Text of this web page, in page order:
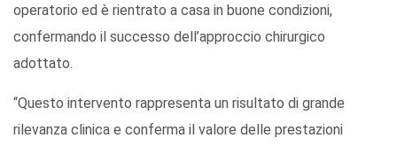
operatorio ed è rientrato a casa in buone condizioni,
confermando il successo dell’approccio chirurgico
adottato.
“Questo intervento rappresenta un risultato di grande
rilevanza clinica e conferma il valore delle prestazioni